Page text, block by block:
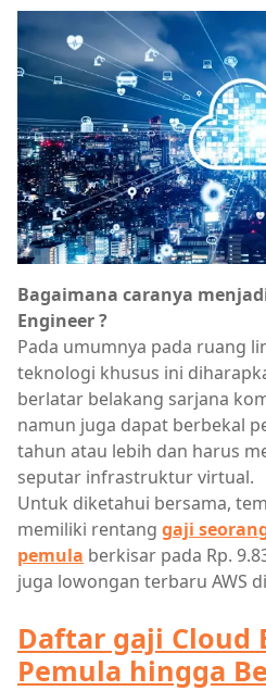
Bagaimana caranya
Engineer ?
Pada umumnya pada ruang
teknologi khusus ini
berlatar belakang sarjana
namun juga dapat berbekal
tahun atau lebih dan harus
seputar infrastruktur virtual.
Untuk diketahui bersama,
memiliki rentang gaji
pemula berkisar pada Rp.
juga lowongan terbaru AWS di
Daftar gaji Cloud
Pemula hingga